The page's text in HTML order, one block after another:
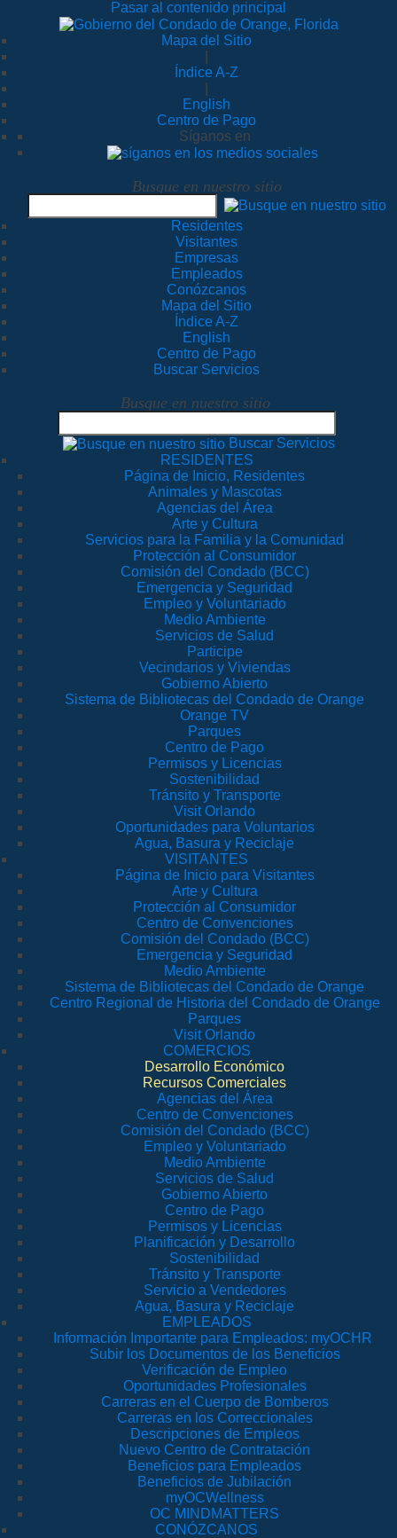
Pasar al contenido principal
Mapa del Sitio
Índice A-Z
English
Centro de Pago
Síganos en
Busque en nuestro sitio
Residentes
Visitantes
Empresas
Empleados
Conózcanos
Mapa del Sitio
Índice A-Z
English
Centro de Pago
Buscar Servicios
Busque en nuestro sitio
Buscar Servicios
RESIDENTES
Página de Inicio, Residentes
Animales y Mascotas
Agencias del Área
Arte y Cultura
Servicios para la Familia y la Comunidad
Protección al Consumidor
Comisión del Condado (BCC)
Emergencia y Seguridad
Empleo y Voluntariado
Medio Ambiente
Servicios de Salud
Participe
Vecindarios y Viviendas
Gobierno Abierto
Sistema de Bibliotecas del Condado de Orange
Orange TV
Parques
Centro de Pago
Permisos y Licencias
Sostenibilidad
Tránsito y Transporte
Visit Orlando
Oportunidades para Voluntarios
Agua, Basura y Reciclaje
VISITANTES
Página de Inicio para Visitantes
Arte y Cultura
Protección al Consumidor
Centro de Convenciones
Comisión del Condado (BCC)
Emergencia y Seguridad
Medio Ambiente
Sistema de Bibliotecas del Condado de Orange
Centro Regional de Historia del Condado de Orange
Parques
Visit Orlando
COMERCIOS
Desarrollo Económico
Recursos Comerciales
Agencias del Área
Centro de Convenciones
Comisión del Condado (BCC)
Empleo y Voluntariado
Medio Ambiente
Servicios de Salud
Gobierno Abierto
Centro de Pago
Permisos y Licencias
Planificación y Desarrollo
Sostenibilidad
Tránsito y Transporte
Servicio a Vendedores
Agua, Basura y Reciclaje
EMPLEADOS
Información Importante para Empleados: myOCHR
Subir los Documentos de los Beneficios
Verificación de Empleo
Oportunidades Profesionales
Carreras en el Cuerpo de Bomberos
Carreras en los Correccionales
Descripciones de Empleos
Nuevo Centro de Contratación
Beneficios para Empleados
Beneficios de Jubilación
myOCWellness
OC MINDMATTERS
CONÓZCANOS